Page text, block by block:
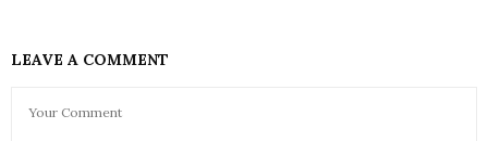
LEAVE A COMMENT